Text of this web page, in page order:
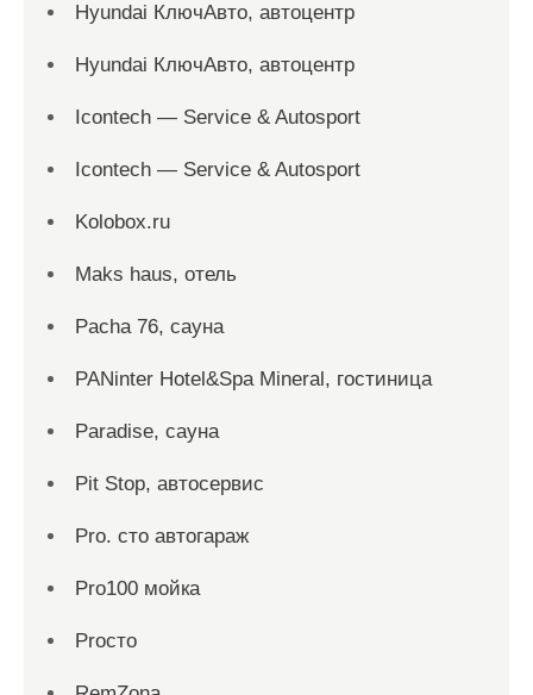
Hyundai КлючАвто, автоцентр
Hyundai КлючАвто, автоцентр
Icontech — Service & Autosport
Icontech — Service & Autosport
Kolobox.ru
Maks haus, отель
Pacha 76, сауна
PANinter Hotel&Spa Mineral, гостиница
Paradise, сауна
Pit Stop, автосервис
Pro. cтo автогараж
Pro100 мойка
Proсто